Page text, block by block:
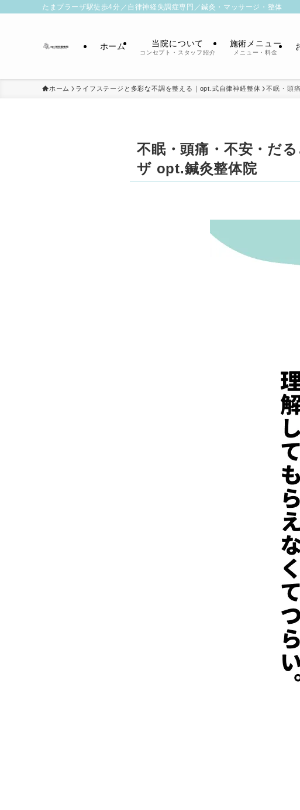
たまプラーザ駅徒歩4分／自律神経失調症専門／鍼灸・マッサージ・整体
ホーム 当院について
コンセプト・スタッフ紹介
施術メニュー
メニュー・料金
ホーム ライフステージと多彩な不調を整える｜opt.式自律神経整体 不眠・頭
不眠・頭痛・不安・だ
ザ opt.鍼灸整体院